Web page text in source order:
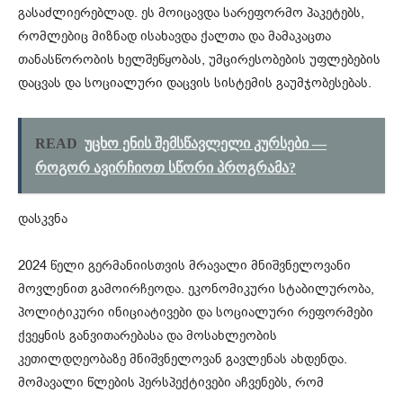
გასაძლიერებლად. ეს მოიცავდა სარეფორმო პაკეტებს,
რომლებიც მიზნად ისახავდა ქალთა და მამაკაცთა
თანასწორობის ხელშეწყობას, უმცირესობების უფლებების
დაცვას და სოციალური დაცვის სისტემის გაუმჯობესებას.
READ უცხო ენის შემსწავლელი კურსები —
როგორ ავირჩიოთ სწორი პროგრამა?
დასკვნა
2024 წელი გერმანიისთვის მრავალი მნიშვნელოვანი
მოვლენით გამოირჩეოდა. ეკონომიკური სტაბილურობა,
პოლიტიკური ინიციატივები და სოციალური რეფორმები
ქვეყნის განვითარებასა და მოსახლეობის
კეთილდღეობაზე მნიშვნელოვან გავლენას ახდენდა.
მომავალი წლების პერსპექტივები აჩვენებს, რომ